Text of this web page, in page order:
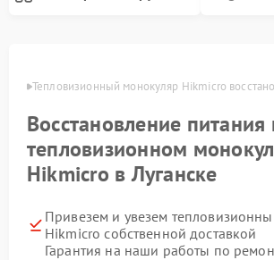
Тепловизионный монокуляр Hikmicro
Восстановление питания
тепловизионном
Hikmicro в Луганске
Привезем и увезем
Hikmicro собственной доставкой
Гарантия на наши работы по